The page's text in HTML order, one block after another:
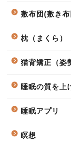
敷布団(敷き
枕（まくら）
猫背矯正（姿
睡眠の質を上
睡眠アプリ
瞑想